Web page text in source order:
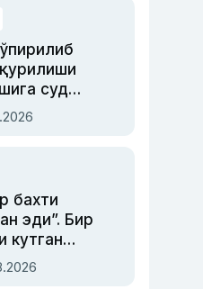
суд
бахти
эди”. Бир
кутган